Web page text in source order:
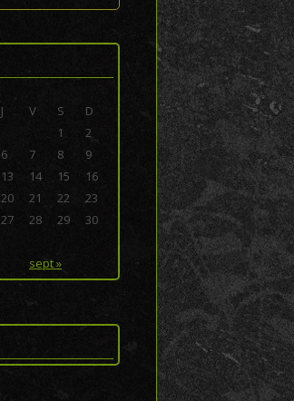
J V S D
sept »
1
2
6 7 8
9
13 14 15
16
20 21 22
23
27 28 29
30